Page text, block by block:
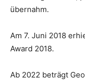
übernahm.
Am 7. Juni 2018
Award 2018.
Ab 2022 beträgt